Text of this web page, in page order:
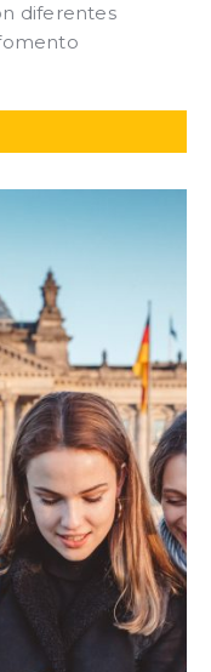
diferentes